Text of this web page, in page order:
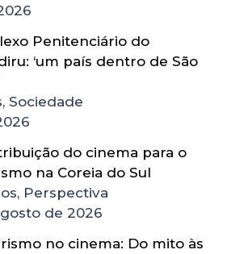
Penitenciário do
‘um país dentro de São
Sociedade
do cinema para o
na Coreia do Sul
Perspectiva
de 2026
no cinema: Do mito às